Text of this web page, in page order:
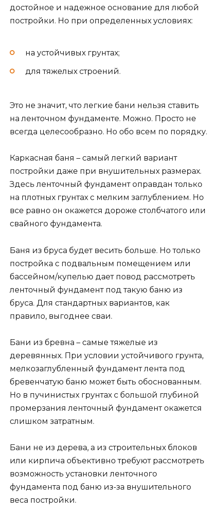
достойное и надежное основание для любой
постройки. Но при определенных условиях:
на устойчивых грунтах;
для тяжелых строений.
Это не значит, что легкие бани нельзя ставить
на ленточном фундаменте. Можно. Просто не
всегда целесообразно. Но обо всем по порядку.
Каркасная баня – самый легкий вариант
постройки даже при внушительных размерах.
Здесь ленточный фундамент оправдан только
на плотных грунтах с мелким заглублением. Но
все равно он окажется дороже столбчатого или
свайного фундамента.
Баня из бруса будет весить больше. Но только
постройка с подвальным помещением или
бассейном/купелью дает повод рассмотреть
ленточный фундамент под такую баню из
бруса. Для стандартных вариантов, как
правило, выгоднее сваи.
Бани из бревна – самые тяжелые из
деревянных. При условии устойчивого грунта,
мелкозаглубленный фундамент лента под
бревенчатую баню может быть обоснованным.
Но в пучинистых грунтах с большой глубиной
промерзания ленточный фундамент окажется
слишком затратным.
Бани не из дерева, а из строительных блоков
или кирпича объективно требуют рассмотреть
возможность установки ленточного
фундамента под баню из-за внушительного
веса постройки.